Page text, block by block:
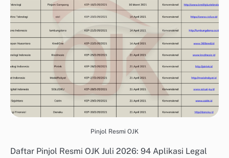
Pinjol Resmi OJK
Daftar Pinjol Resmi OJK Juli 2026: 94 Aplikasi Legal